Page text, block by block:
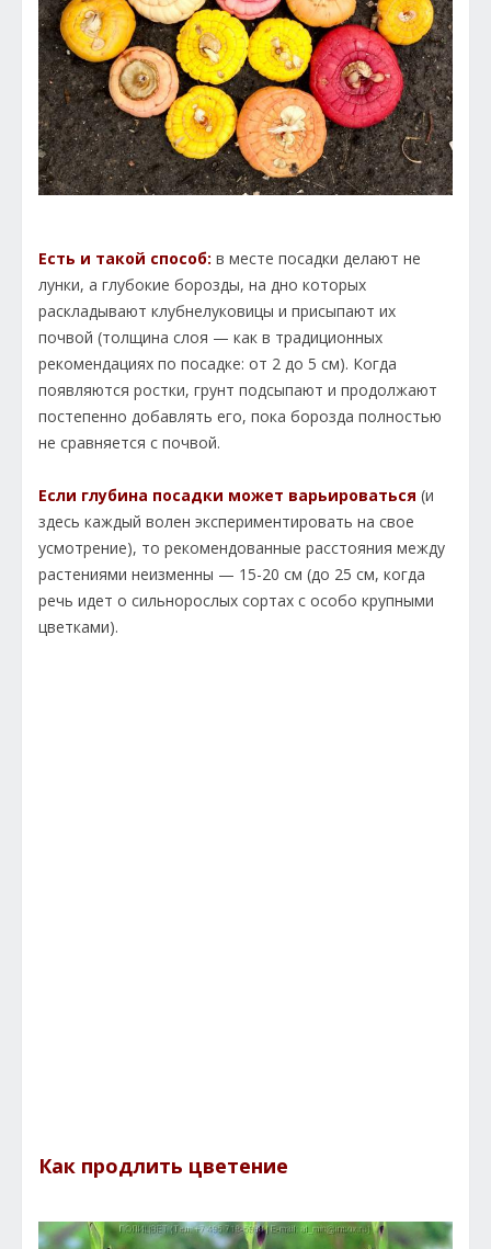
Есть и такой способ: в месте посадки делают не
лунки, а глубокие борозды, на дно которых
раскладывают клубнелуковицы и присыпают их
почвой (толщина слоя — как в традиционных
рекомендациях по посадке: от 2 до 5 см). Когда
появляются ростки, грунт подсыпают и продолжают
постепенно добавлять его, пока борозда полностью
не сравняется с почвой.
Если глубина посадки может варьироваться (и
здесь каждый волен экспериментировать на свое
усмотрение), то рекомендованные расстояния между
растениями неизменны — 15-20 см (до 25 см, когда
речь идет о сильнорослых сортах с особо крупными
цветками).
Как продлить цветение